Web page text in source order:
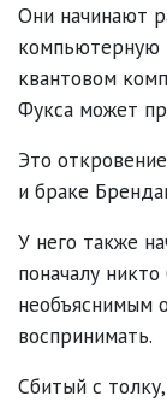
Они начинают
компьютерную
квантовом
Фукса может
Это
и браке
У него также
поначалу
необъяснимым
воспринимать.
Сбитый с